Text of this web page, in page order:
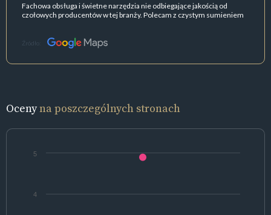
Fachowa obsługa i świetne narzędzia nie odbiegające jakością od
czołowych producentów w tej branży. Polecam z czystym sumieniem
Źródło:
Ocenyna poszczególnych stronach
4
5